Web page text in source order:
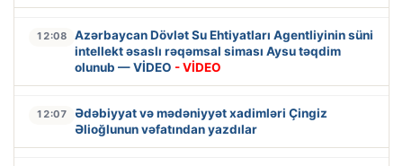
12:08
Azərbaycan Dövlət Su Ehtiyatları Agentliyinin süni
intellekt əsaslı rəqəmsal siması Aysu təqdim
olunub — VİDEO - VİDEO
12:07
Ədəbiyyat və mədəniyyət xadimləri Çingiz
Əlioğlunun vəfatından yazdılar